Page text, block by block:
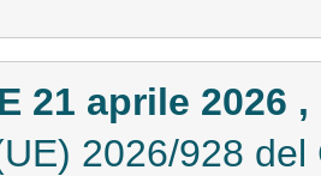
21 aprile 2026 ,
2026/928